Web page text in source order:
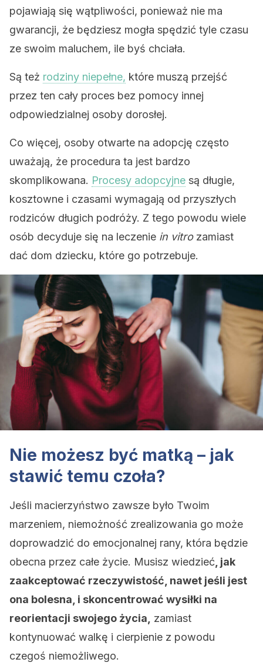
pojawiają się wątpliwości, ponieważ nie ma
gwarancji, że będziesz mogła spędzić tyle czasu
ze swoim maluchem, ile byś chciała.
Są też rodziny niepełne, które muszą przejść
przez ten cały proces bez pomocy innej
odpowiedzialnej osoby dorosłej.
Co więcej, osoby otwarte na adopcję często
uważają, że procedura ta jest bardzo
skomplikowana. Procesy adopcyjne są długie,
kosztowne i czasami wymagają od przyszłych
rodziców długich podróży. Z tego powodu wiele
osób decyduje się na leczenie in vitrozamiast
dać dom dziecku, które go potrzebuje.
Nie możesz być matką – jak
stawić temu czoła?
Jeśli macierzyństwo zawsze było Twoim
marzeniem, niemożność zrealizowania go może
doprowadzić do emocjonalnej rany, która będzie
obecna przez całe życie. Musisz wiedzieć , jak
zaakceptować rzeczywistość, nawet jeśli jest
ona bolesna, i skoncentrować wysiłki na
reorientacji swojego życia,
zamiast
kontynuować walkę i cierpienie z powodu
czegoś niemożliwego.